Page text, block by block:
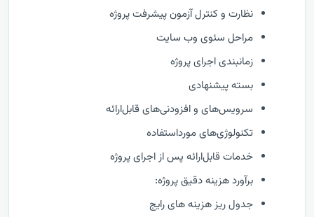
نظارت و كنترل آزمون پیشرفت پروژه
مراحل سئوی وب سایت
زمانبندی اجرای پروژه
بسته پیشنهادی
سرویس‌های و افزودنی‌های قابل‌ارائه
تکنولوژی‌های مورداستفاده
خدمات قابل‌ارائه پس از اجرای پروژه
برآورد هزینه دقیق پروژه:
جدول ریز هزینه های رایج